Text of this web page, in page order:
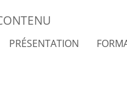
élevé
PRÉSENTATION